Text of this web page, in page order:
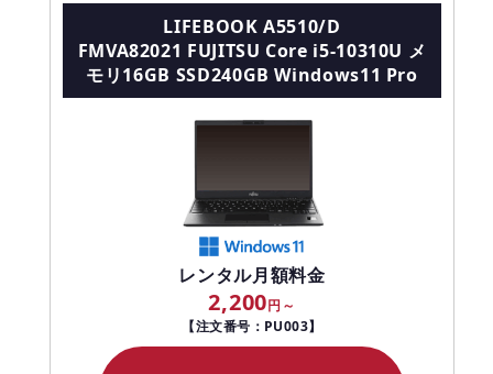
LIFEBOOK A5510/D
FMVA82021 FUJITSU Core i5-10310U メ
モリ16GB SSD240GB Windows11 Pro
レンタル月額料金
2,200
【注文番号：PU003】